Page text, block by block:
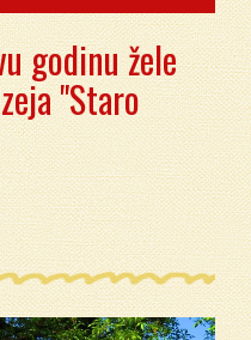
godinu žele
"Staro